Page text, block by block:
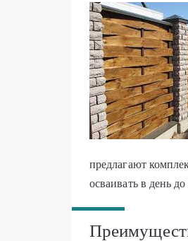
предлагают
осваивать в день